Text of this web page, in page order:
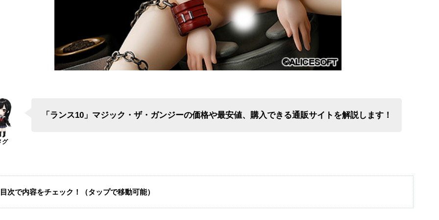
「ランス10」マジック・ザ・ガンジーの価格や最安値、購入できる通販サイトを解説します！
目次で内容をチェック！（タップで移動可能）